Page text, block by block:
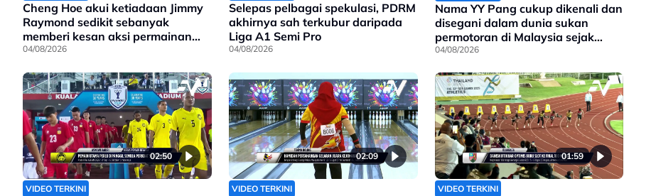
Cheng Hoe akui ketiadaan Jimmy
Raymond sedikit sebanyak
memberi kesan aksi permainan
Harimau Malaya
04/08/2026
Selepas pelbagai spekulasi, PDRM
akhirnya sah terkubur daripada
Liga A1 Semi Pro
04/08/2026
Nama YY Pang cukup dikenali dan
disegani dalam dunia sukan
permotoran di Malaysia sejak
90an, dan kini anak kepada
yang telah ditinggalkan
04/08/2026
02:50
VIDEO TERKINI
02:09
VIDEO TERKINI
01:59
VIDEO TERKINI